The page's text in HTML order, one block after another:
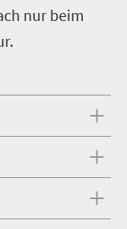
nur beim